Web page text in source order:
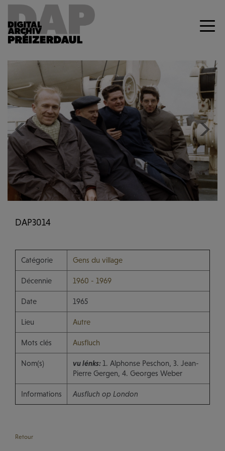
Previous Next
DAP3014
Catégorie Gens du village
Décennie 1960 - 1969
Date 1965
Lieu Autre
Mots clés Ausfluch
Nom(s) vu lénks: 1. Alphonse Peschon, 3. Jean-
Pierre Gergen, 4. Georges Weber
Informations Ausfluch op London
Retour